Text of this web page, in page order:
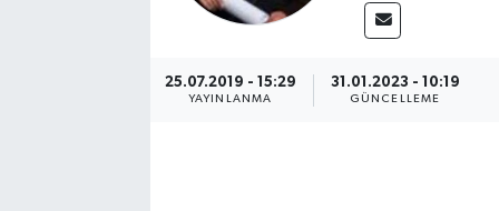
25.07.2019 - 15:29
YAYINLANMA
31.01.2023 - 10:19
GÜNCELLEME